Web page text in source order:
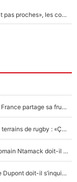
Zinédine Zidane et Didier Deschamps : «Ils n’étaient pas proches», les confidences d’un membre de l’équipe de France 1998 sur leur relation spéciale
Mis de côté par Fabien Galthié, un joueur du XV de France partage sa frustration : «ils ne me l’ont pas dit tout de suite»
La raison d'être de Matthieu Jalibert en dehors des terrains de rugby : «Ça m'atteint autant que si tu touches à un membre de ma famille»
XV de France - Matthieu Jalibert a tout changé : Romain Ntamack doit-il s’inquiéter pour sa place à un an de la Coupe du monde ?
«Le XV de France est meilleur avec Lucu» : Antoine Dupont doit-il s’inquiéter pour sa place ?